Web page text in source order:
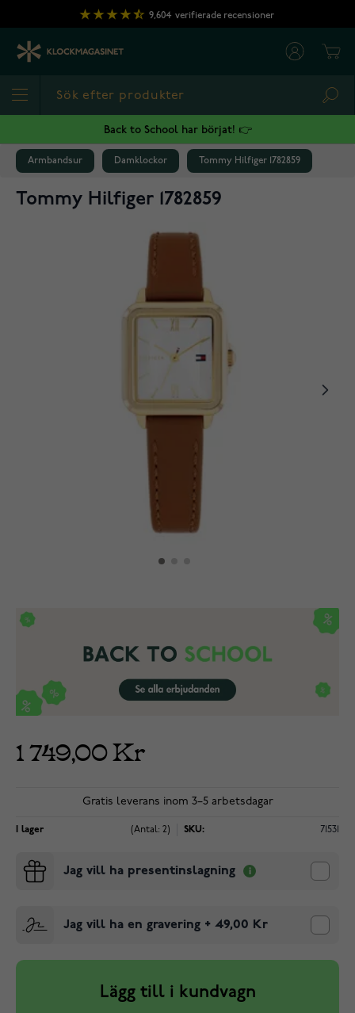
Hoppa till innehållet
9,604 verifierade recensioner
Back to School har börjat! 👉
Armbandsur Damklockor Tommy Hilfiger 1782859
Tommy Hilfiger 1782859
1 749,00 Kr
Gratis leverans inom 3–5 arbetsdagar
I lager (Antal: 2) SKU: 71531
Jag vill ha presentinslagning
Jag vill ha en gravering + 49,00 Kr
Lägg till i kundvagn